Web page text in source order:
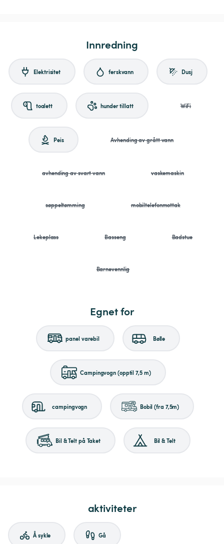
Innredning
Elektrisitet ferskvann Dusj
toalett hunder tillatt WiFi
Peis Avhending av grått vann
avhending av svart vann vaskemaskin
søppeltømming mobiltelefonmottak
Lekeplass Basseng Badstue
Barnevennlig
Egnet for
panel varebil Bølle
Campingvogn (opptil 7,5 m)
campingvogn Bobil (fra 7,5m)
Bil & Telt på Taket Bil & Telt
aktiviteter
Å sykle Gå